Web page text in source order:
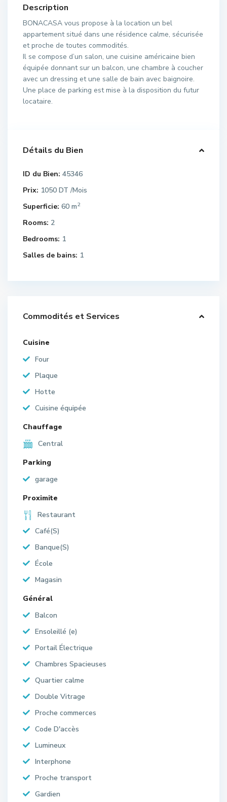
Description
BONACASA vous propose à la location un bel
appartement situé dans une résidence calme, sécurisée
et proche de toutes commodités.
Il se compose d’un salon, une cuisine américaine bien
équipée donnant sur un balcon, une chambre à coucher
avec un dressing et une salle de bain avec baignoire.
Une place de parking est mise à la disposition du futur
locataire.
Détails du Bien
ID du Bien: 45346
Prix: 1050 DT /Mois
Superficie: 60 m2
Rooms: 2
Bedrooms: 1
Salles de bains: 1
Commodités et Services
Cuisine
Four
Plaque
Hotte
Cuisine équipée
Chauffage
Central
Parking
garage
Proximite
Restaurant
Café(S)
Banque(S)
École
Magasin
Général
Balcon
Ensoleillé (e)
Portail Électrique
Chambres Spacieuses
Quartier calme
Double Vitrage
Proche commerces
Code D'accès
Lumineux
Interphone
Proche transport
Gardien